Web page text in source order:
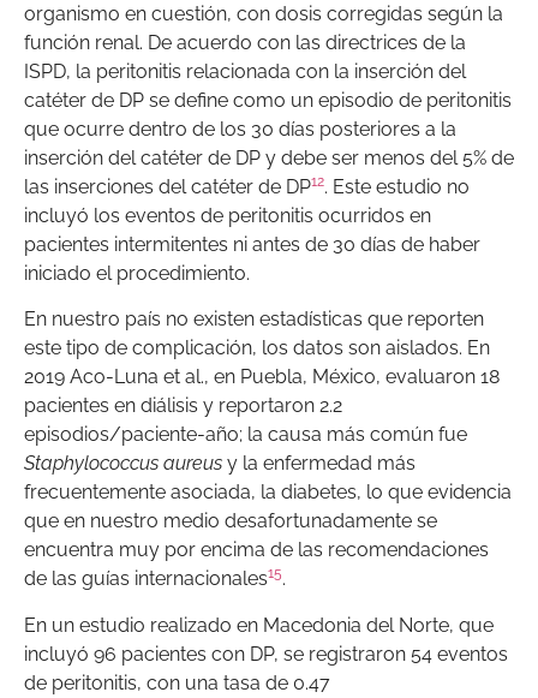
organismo en cuestión, con dosis corregidas según la
función renal. De acuerdo con las directrices de la
ISPD, la peritonitis relacionada con la inserción del
catéter de DP se define como un episodio de peritonitis
que ocurre dentro de los 30 días posteriores a la
inserción del catéter de DP y debe ser menos del 5% de
las inserciones del catéter de DP12. Este estudio no
incluyó los eventos de peritonitis ocurridos en
pacientes intermitentes ni antes de 30 días de haber
iniciado el procedimiento.
En nuestro país no existen estadísticas que reporten
este tipo de complicación, los datos son aislados. En
2019 Aco-Luna et al., en Puebla, México, evaluaron 18
pacientes en diálisis y reportaron 2.2
episodios/paciente-año; la causa más común fue
Staphylococcus aureus y la enfermedad más
frecuentemente asociada, la diabetes, lo que evidencia
que en nuestro medio desafortunadamente se
encuentra muy por encima de las recomendaciones
de las guías internacionales15.
En un estudio realizado en Macedonia del Norte, que
incluyó 96 pacientes con DP, se registraron 54 eventos
de peritonitis, con una tasa de 0.47